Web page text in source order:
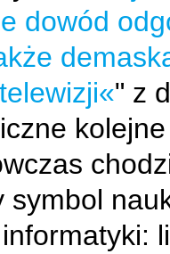
dowód
" z
symbol